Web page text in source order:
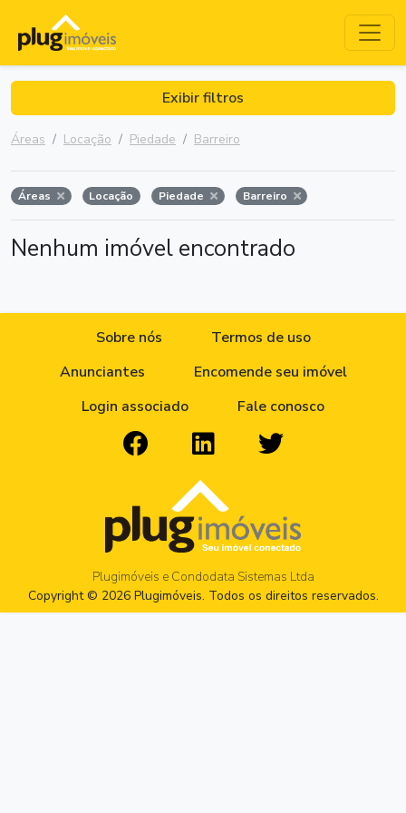
Exibir filtros
Áreas Locação Piedade Barreiro
Áreas Locação Piedade Barreiro
Nenhum imóvel encontrado
Sobre nós
Termos de uso
Anunciantes
Encomende seu imóvel
Login associado
Fale conosco
Plugimóveis e Condodata Sistemas Ltda
Copyright © 2026 Plugimóveis. Todos os direitos reservados.